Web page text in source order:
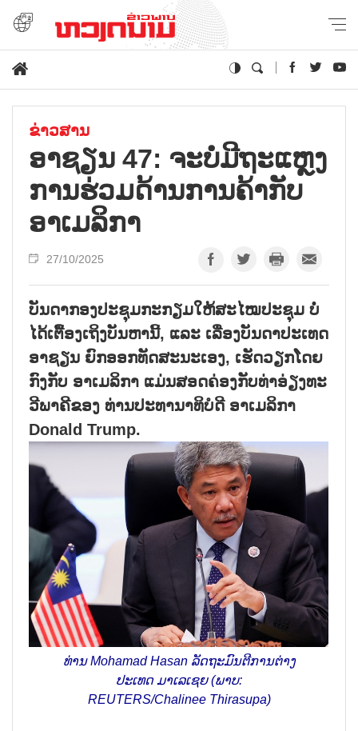
ຂ່າວສານ
ອາຊຽນ 47: ຈະບໍ່ມີຖະແຫຼງ
ການຮ່ວມດ້ານການຄ້າກັບ
ອາເມລິກາ
27/10/2025
ບັນດາກອງປະຊຸມກະກຽມໃຫ້ສະໄໝປະຊຸມ ບໍ່
ໄດ້ເຕື້ອງເຖິງບັນຫານີ້, ແລະ ເລື່ອງບັນດາປະເທດ
ອາຊຽນ ຍົກອອກທັດສະນະເອງ, ເຮັດວຽກໂດຍ
ກົງກັບ ອາເມລິກາ ແມ່ນສອດຄ່ອງກັບທ່າອ່ຽງທະ
ວີພາຄີຂອງ ທ່ານປະທານາທິບໍດີ ອາເມລິກາ
Donald Trump.
ທ່ານ Mohamad Hasan ລັດຖະມົນຕີການຕ່າງ
ປະເທດ ມາເລເຊຍ (ພາບ:
REUTERS/Chalinee Thirasupa)